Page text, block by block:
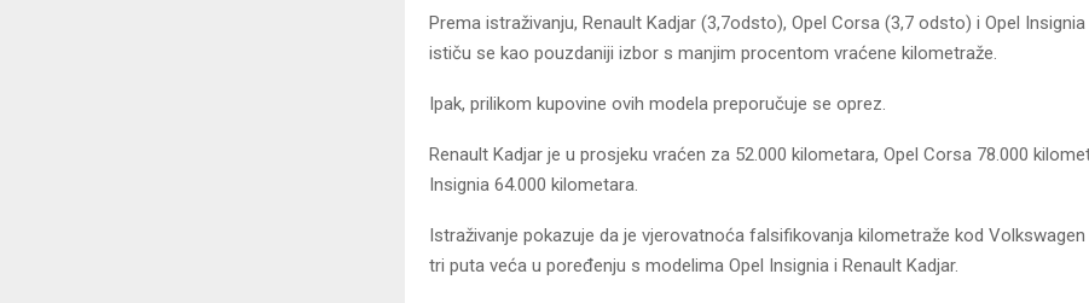
Prema istraživanju, Renault Kadjar (3,7odsto), Opel Corsa (3,7 odsto) i Opel
ističu se kao pouzdaniji izbor s manjim procentom vraćene kilometraže.
Ipak, prilikom kupovine ovih modela preporučuje se oprez.
Renault Kadjar je u prosjeku vraćen za 52.000 kilometara, Opel Corsa 78.000
Insignia 64.000 kilometara.
Istraživanje pokazuje da je vjerovatnoća falsifikovanja kilometraže kod
tri puta veća u poređenju s modelima Opel Insignia i Renault Kadjar.